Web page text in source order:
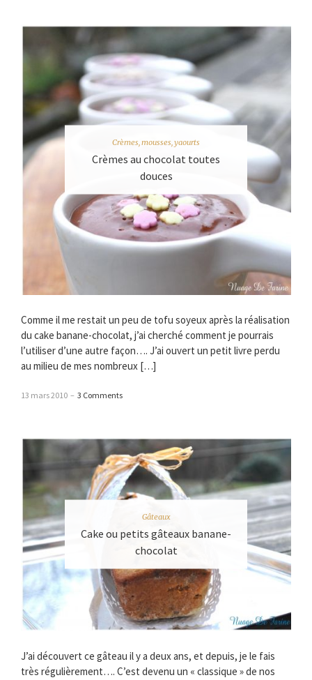
Crèmes, mousses, yaourts
Crèmes au chocolat toutes
douces
Comme il me restait un peu de tofu soyeux après la réalisation
du cake banane-chocolat, j’ai cherché comment je pourrais
l’utiliser d’une autre façon…. J’ai ouvert un petit livre perdu
au milieu de mes nombreux […]
13 mars 2010 – 3 Comments
Gâteaux
Cake ou petits gâteaux banane-
chocolat
J’ai découvert ce gâteau il y a deux ans, et depuis, je le fais
très régulièrement…. C’est devenu un « classique » de nos